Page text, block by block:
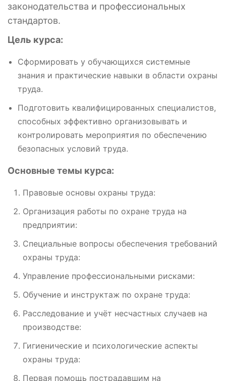
законодательства и профессиональных
стандартов.
Цель курса:
Сформировать у обучающихся системные
знания и практические навыки в области охраны
труда.
Подготовить квалифицированных специалистов,
способных эффективно организовывать и
контролировать мероприятия по обеспечению
безопасных условий труда.
Основные темы курса:
Правовые основы охраны труда:
Организация работы по охране труда на
предприятии:
Специальные вопросы обеспечения требований
охраны труда:
Управление профессиональными рисками:
Обучение и инструктаж по охране труда:
Расследование и учёт несчастных случаев на
производстве:
Гигиенические и психологические аспекты
охраны труда:
Первая помощь пострадавшим на